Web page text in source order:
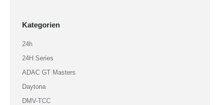
Kategorien
24h
24H Series
ADAC GT Masters
Daytona
DMV-TCC